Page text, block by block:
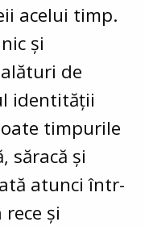
acelui timp.
și
de
identității
timpurile
săracă și
atunci într-
și